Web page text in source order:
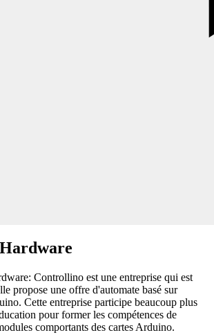
Controllino est une entreprise qui est
propose une offre d'automate basé sur
Cette entreprise participe beaucoup plus
pour former les compétences de
comportants des cartes Arduino.